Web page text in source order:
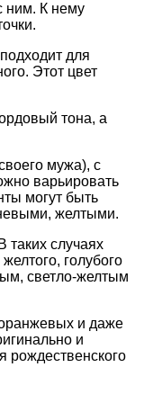
ним. К нему
для
Этот цвет
тона, а
мужа), с
варьировать
могут быть
желтыми.
таких случаях
голубого
светло-желтым
и даже
и
рождественского